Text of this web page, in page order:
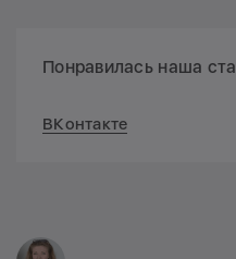
Понравилась наша
ВКонтакте